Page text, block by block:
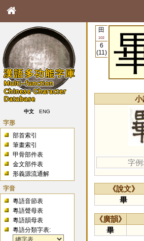
中文 ENG
字形
部首索引
筆畫索引
甲骨部件表
金文部件表
形義源流通解
字音
粵語音節表
粵語聲母表
粵語韻母表
粵語分類字表:
田
102
6
(11)
小
字例:
《說文》
畢
《廣韻》
畢